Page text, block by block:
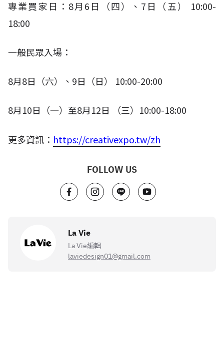
專業買家日： 8月 6 日（四）、 7 日（五）
10:00-
18:00​
一般民眾入場：
8月8日（六）、 9日（日） 10:00-20:00
8月10日（一）至8月12日 （三） 10:00-18:00
更多資訊： https://creativexpo.tw/zh
FOLLOW US
La Vie
La Vie編輯
laviedesign01@gmail.com